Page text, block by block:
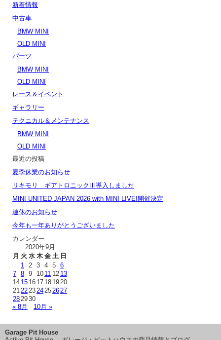
新着情報
中古車
BMW MINI
OLD MINI
パーツ
BMW MINI
OLD MINI
レース＆イベント
ギャラリー
テクニカル＆メンテナンス
BMW MINI
OLD MINI
最近の投稿
夏季休業のお知らせ
リキモリ ギアトロニックⅢ導入しました
MINI UNITED JAPAN 2026 with MINI LIVE!開催決定
連休のお知らせ
今年も一年ありがとうございました
カレンダー
2020年9月
月 火 水 木 金 土 日
1
2 3 4 5 6
7 8 9 10 11 12 13
14 15 16 17 18 19 20
21 22 23 24 25 26 27
28 2930
« 8月
10月 »
Garage Pit House